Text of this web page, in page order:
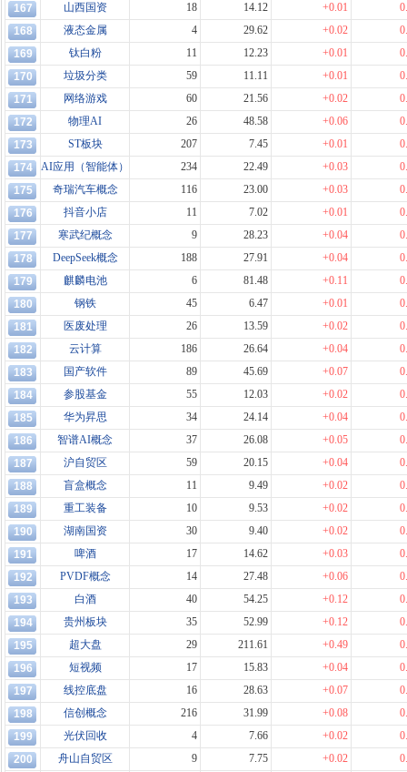
167
山西国资 18 14.12 +0.01
168
液态金属 4 29.62 +0.02
169
钛白粉 11 12.23 +0.01
170
垃圾分类 59 11.11 +0.01
171
网络游戏 60 21.56 +0.02
172
物理AI 26 48.58 +0.06
173
ST板块 207 7.45 +0.01
174
AI应用（智能体） 234 22.49 +0.03
175
奇瑞汽车概念 116 23.00 +0.03
176
抖音小店 11 7.02 +0.01
177
寒武纪概念 9 28.23 +0.04
178
DeepSeek概念 188 27.91 +0.04
179
麒麟电池 6 81.48 +0.11
180
钢铁 45 6.47 +0.01
181
医废处理 26 13.59 +0.02
182
云计算 186 26.64 +0.04
183
国产软件 89 45.69 +0.07
184
参股基金 55 12.03 +0.02
185
华为昇思 34 24.14 +0.04
186
智谱AI概念 37 26.08 +0.05
187
沪自贸区 59 20.15 +0.04
188
盲盒概念 11 9.49 +0.02
189
重工装备 10 9.53 +0.02
190
湖南国资 30 9.40 +0.02
191
啤酒 17 14.62 +0.03
192
PVDF概念 14 27.48 +0.06
193
白酒 40 54.25 +0.12
194
贵州板块 35 52.99 +0.12
195
超大盘 29 211.61 +0.49
196
短视频 17 15.83 +0.04
197
线控底盘 16 28.63 +0.07
198
信创概念 216 31.99 +0.08
199
光伏回收 4 7.66 +0.02
200
舟山自贸区 9 7.75 +0.02